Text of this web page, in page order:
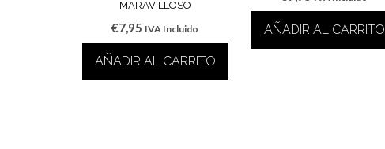
MARAVILLOSO
€7,95 IVA Incluido
AÑADIR AL CARRITO
AÑADIR AL CARRITO